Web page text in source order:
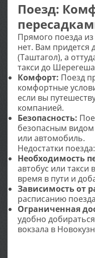
Поезд:
Прямого поезда
нет. Вам придется
(Таштагол), а
такси до
Комфорт: Поезд
комфортные
если вы
компанией.
Безопасность:
безопасным видом
или автомобиль.
Недостатки поезда:
Необходимость
автобус или такси
время в пути и
Зависимость от
расписанию
Ограниченная
удобно
вокзала в